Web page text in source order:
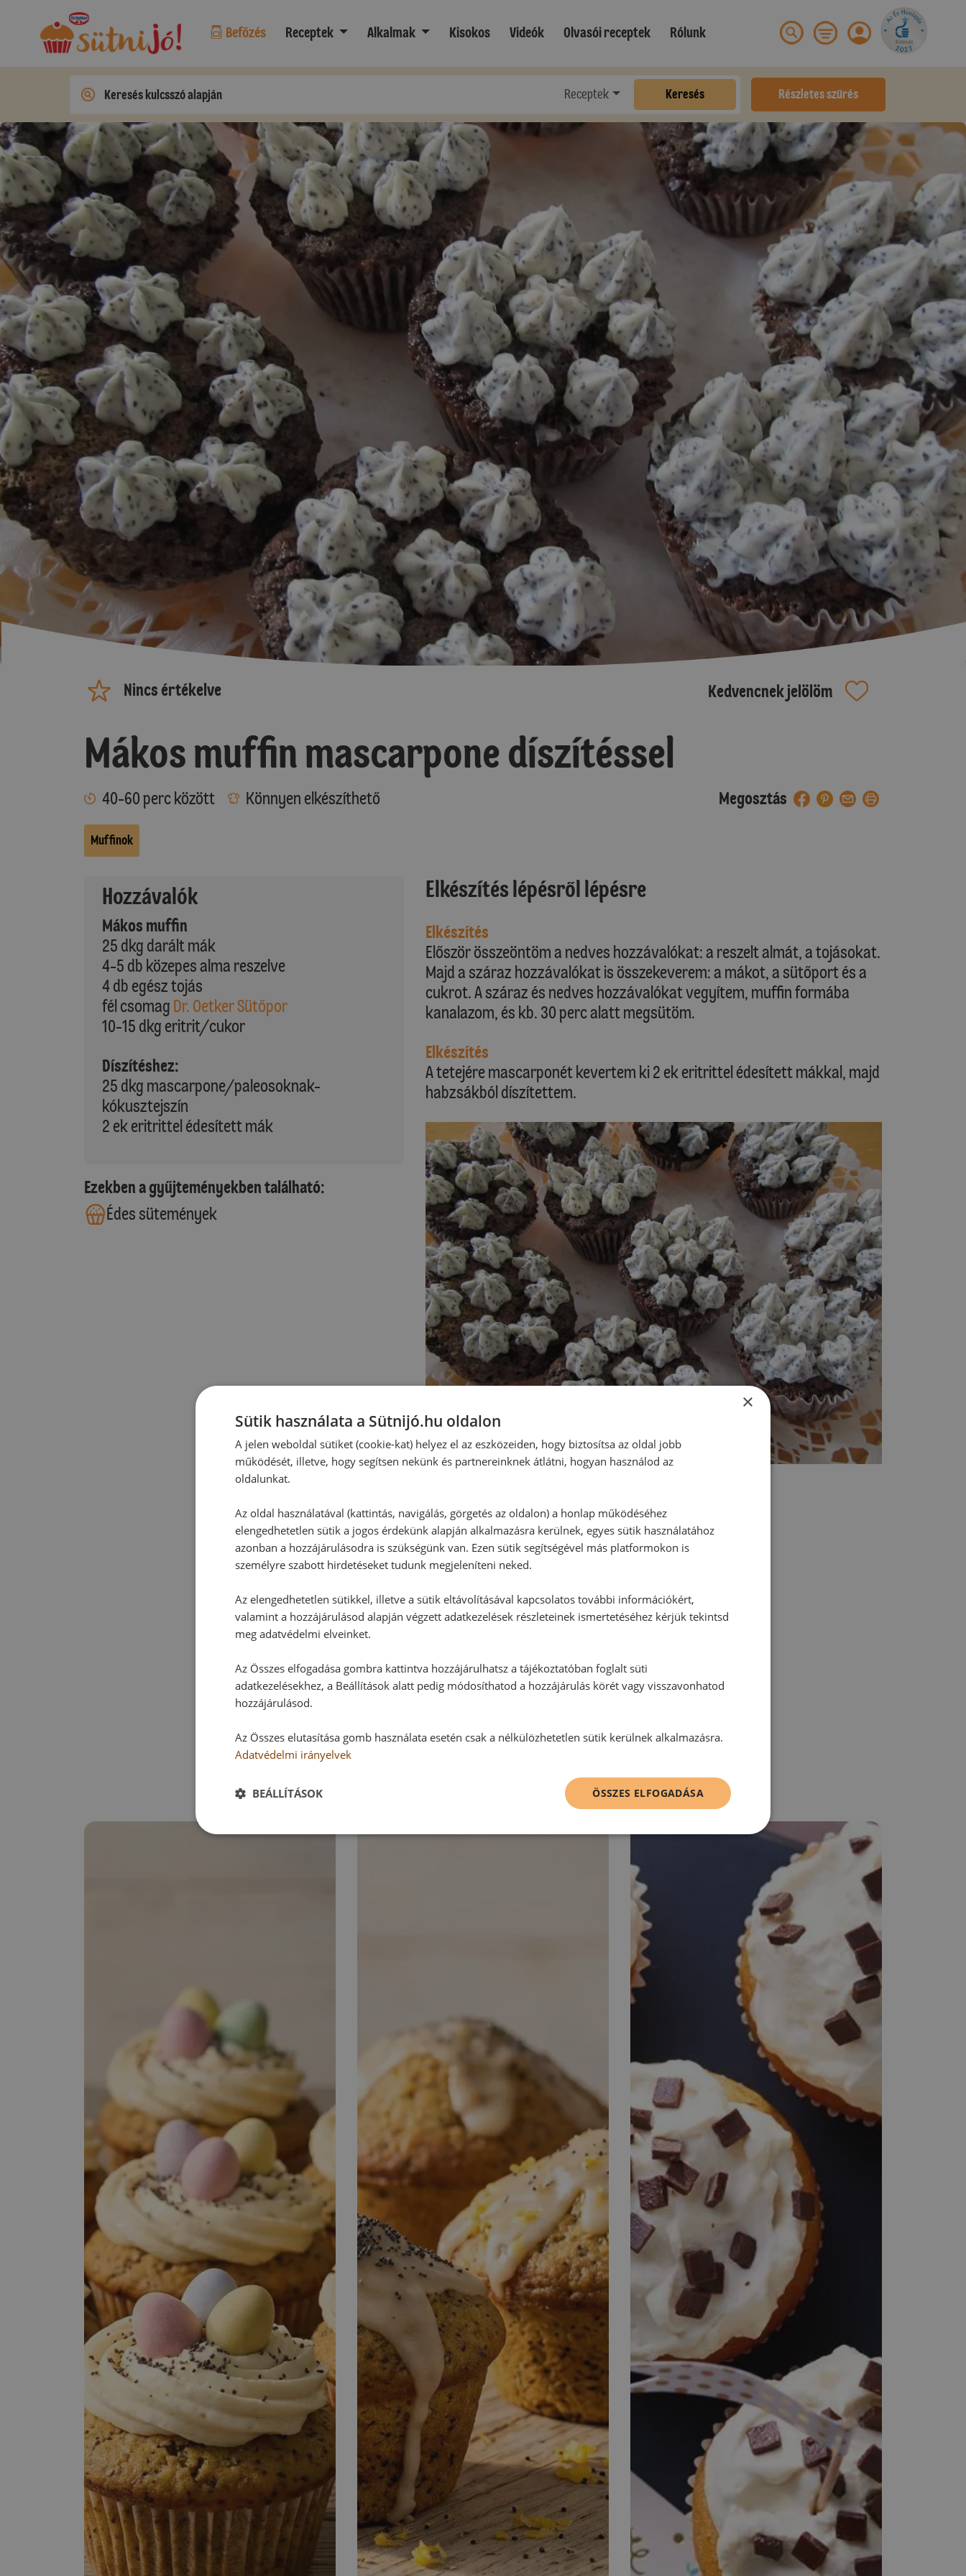
Befőzés Receptek Alkalmak Kisokos Videók Olvasói receptek Rólunk
Receptek Keresés Részletes szűrés
Nincs értékelve Kedvencnek jelölöm
Mákos muffin mascarpone díszítéssel
40-60 perc között Könnyen elkészíthető Megosztás
Muffinok
Hozzávalók
Mákos muffin
25 dkg darált mák
4-5 db közepes alma reszelve
4 db egész tojás
fél csomag Dr. Oetker Sütőpor
10-15 dkg eritrit/cukor
Díszítéshez:
25 dkg mascarpone/paleosoknak-
kókusztejszín
2 ek eritrittel édesített mák
Ezekben a gyűjteményekben található:
Édes sütemények
Elkészítés lépésről lépésre
Elkészítés
Először összeöntöm a nedves hozzávalókat: a reszelt almát, a tojásokat.
Majd a száraz hozzávalókat is összekeverem: a mákot, a sütőport és a
cukrot. A száraz és nedves hozzávalókat vegyítem, muffin formába
kanalazom, és kb. 30 perc alatt megsütöm.
Elkészítés
A tetejére mascarponét kevertem ki 2 ek eritrittel édesített mákkal, majd
habzsákból díszítettem.
Hozzászólások
Ehhez a recepthez még nem érkezett hozzászólás.
Vélemény írásához, kérjük,jelentkezz be!
×
Sütik használata a Sütnijó.hu oldalon
A jelen weboldal sütiket (cookie-kat) helyez el az eszközeiden, hogy biztosítsa az oldal jobb
működését, illetve, hogy segítsen nekünk és partnereinknek átlátni, hogyan használod az
oldalunkat.
Az oldal használatával (kattintás, navigálás, görgetés az oldalon) a honlap működéséhez
elengedhetetlen sütik a jogos érdekünk alapján alkalmazásra kerülnek, egyes sütik használatához
azonban a hozzájárulásodra is szükségünk van. Ezen sütik segítségével más platformokon is
személyre szabott hirdetéseket tudunk megjeleníteni neked.
Az elengedhetetlen sütikkel, illetve a sütik eltávolításával kapcsolatos további információkért,
valamint a hozzájárulásod alapján végzett adatkezelések részleteinek ismertetéséhez kérjük tekintsd
meg adatvédelmi elveinket.
Az Összes elfogadása gombra kattintva hozzájárulhatsz a tájékoztatóban foglalt süti
adatkezelésekhez, a Beállítások alatt pedig módosíthatod a hozzájárulás körét vagy visszavonhatod
hozzájárulásod.
Az Összes elutasítása gomb használata esetén csak a nélkülözhetetlen sütik kerülnek alkalmazásra.
Adatvédelmi irányelvek
ÖSSZES ELFOGADÁSA
BEÁLLÍTÁSOK